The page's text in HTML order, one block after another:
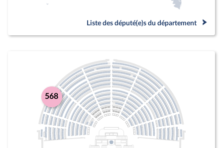
Liste des député(e)s du département
568